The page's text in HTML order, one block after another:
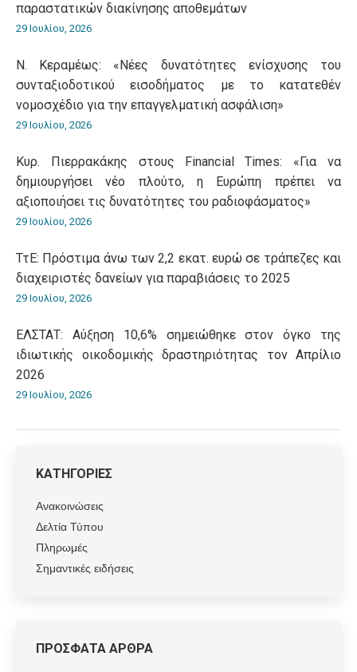
παραστατικών διακίνησης αποθεμάτων
29 Ιουλίου, 2026
Ν. Κεραμέως: «Νέες δυνατότητες ενίσχυσης του
συνταξιοδοτικού εισοδήματος με το κατατεθέν
νομοσχέδιο για την επαγγελματική ασφάλιση»
29 Ιουλίου, 2026
Κυρ. Πιερρακάκης στους Financial Times: «Για να
δημιουργήσει νέο πλούτο, η Ευρώπη πρέπει να
αξιοποιήσει τις δυνατότητες του ραδιοφάσματος»
29 Ιουλίου, 2026
ΤτΕ: Πρόστιμα άνω των 2,2 εκατ. ευρώ σε τράπεζες και
διαχειριστές δανείων για παραβιάσεις το 2025
29 Ιουλίου, 2026
ΕΛΣΤΑΤ: Αύξηση 10,6% σημειώθηκε στον όγκο της
ιδιωτικής οικοδομικής δραστηριότητας τον Απρίλιο
2026
29 Ιουλίου, 2026
ΚΑΤΗΓΟΡΙΕΣ
Ανακοινώσεις
Δελτία Τύπου
Πληρωμές
Σημαντικές ειδήσεις
ΠΡΟΣΦΑΤΑ ΑΡΘΡΑ